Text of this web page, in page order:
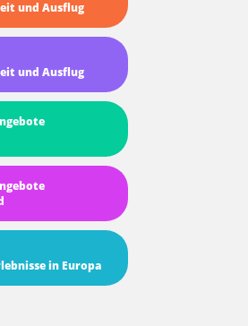
und Ausflug
und Ausflug
in Europa